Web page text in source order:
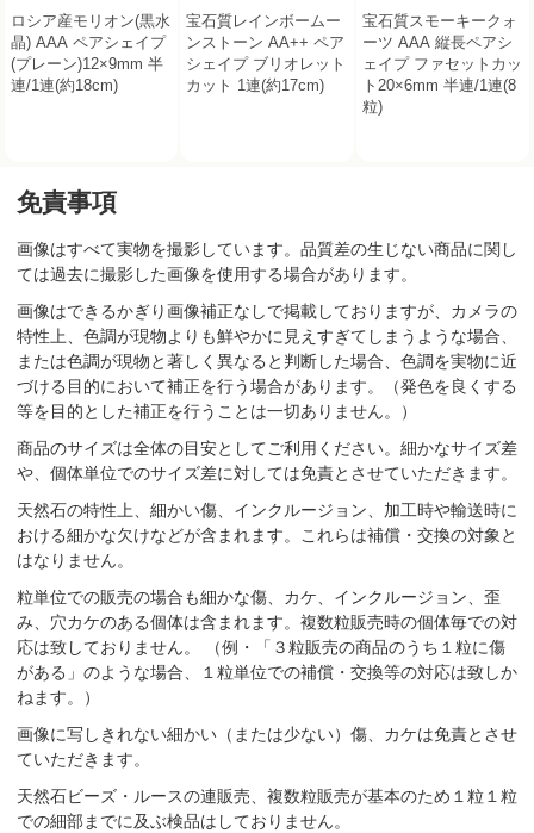
ロシア産モリオン(黒水
晶) AAA ペアシェイプ
(プレーン)12×9mm 半
連/1連(約18cm)
宝石質レインボームー
ンストーン AA++ ペア
シェイプ ブリオレット
カット 1連(約17cm)
宝石質スモーキークォ
ーツ AAA 縦長ペアシ
ェイプ ファセットカッ
ト20×6mm 半連/1連(8
粒)
免責事項
画像はすべて実物を撮影しています。品質差の生じない商品に関し
ては過去に撮影した画像を使用する場合があります。
画像はできるかぎり画像補正なしで掲載しておりますが、カメラの
特性上、色調が現物よりも鮮やかに見えすぎてしまうような場合、
または色調が現物と著しく異なると判断した場合、色調を実物に近
づける目的において補正を行う場合があります。（発色を良くする
等を目的とした補正を行うことは一切ありません。）
商品のサイズは全体の目安としてご利用ください。細かなサイズ差
や、個体単位でのサイズ差に対しては免責とさせていただきます。
天然石の特性上、細かい傷、インクルージョン、加工時や輸送時に
おける細かな欠けなどが含まれます。これらは補償・交換の対象と
はなりません。
粒単位での販売の場合も細かな傷、カケ、インクルージョン、歪
み、穴カケのある個体は含まれます。複数粒販売時の個体毎での対
応は致しておりません。 （例・「３粒販売の商品のうち１粒に傷
がある」のような場合、１粒単位での補償・交換等の対応は致しか
ねます。）
画像に写しきれない細かい（または少ない）傷、カケは免責とさせ
ていただきます。
天然石ビーズ・ルースの連販売、複数粒販売が基本のため１粒１粒
での細部までに及ぶ検品はしておりません。